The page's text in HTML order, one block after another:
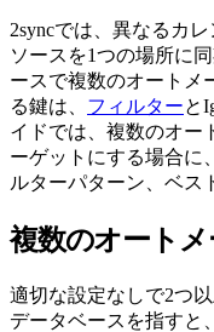
2syncでは、異なるカ
ソースを1つの場所に
ースで複数のオートメ
る鍵は、 フィルターと
イドでは、複数のオー
ーゲットにする場合に
ルターパターン、ベス
複数のオート
適切な設定なしで2つ
データベースを指すと